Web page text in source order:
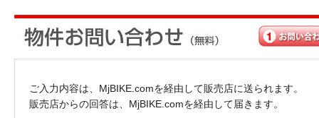
ご入力内容は、MjBIKE.comを経由して販売店に送られます。
販売店からの回答は、MjBIKE.comを経由して届きます。